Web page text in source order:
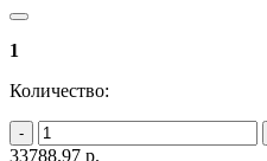
1
Количество:
33788.97 р.